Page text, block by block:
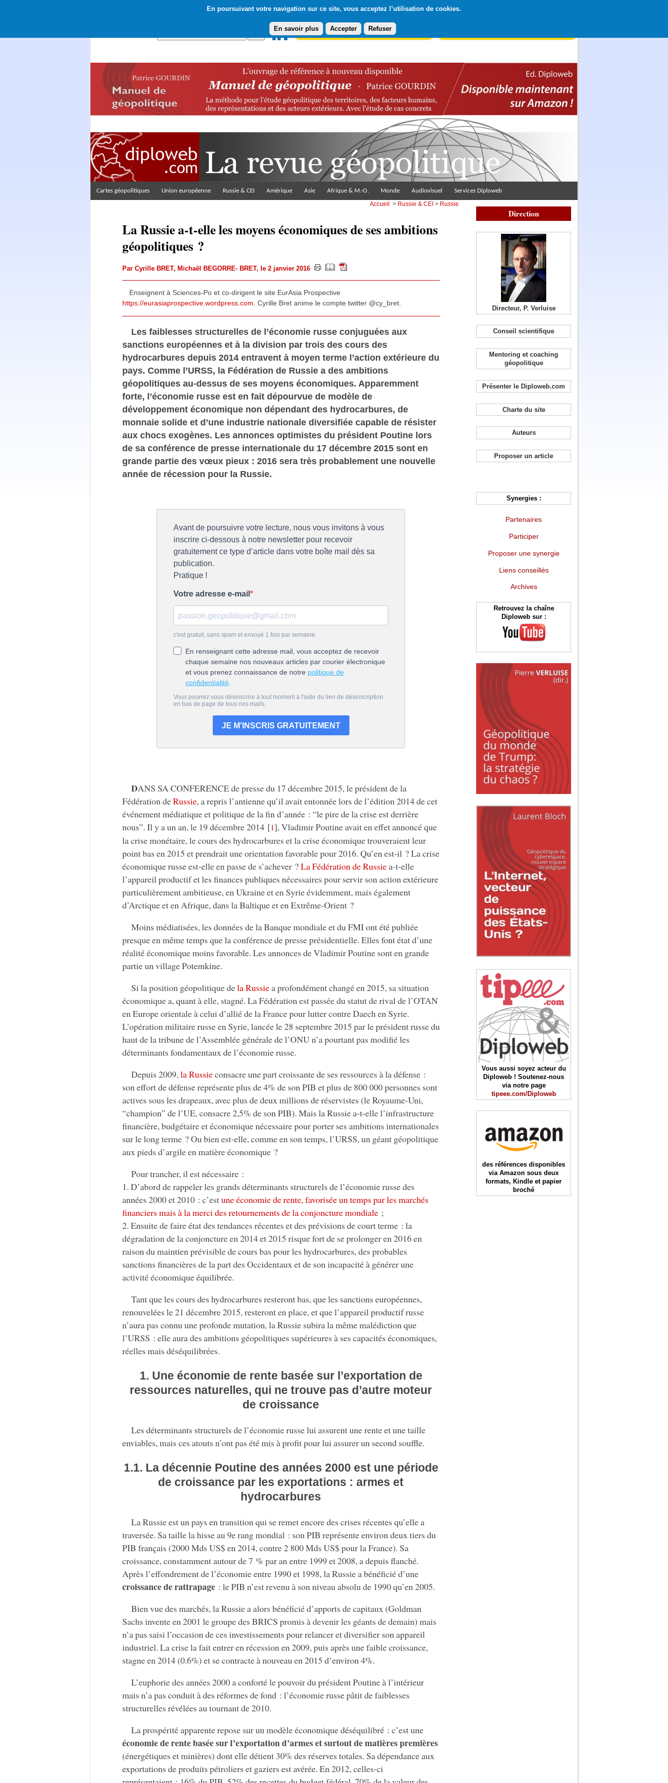
En poursuivant votre navigation sur ce site, vous acceptez l’utilisation de cookies.
En savoir plus Accepter Refuser
Abonnement gratuit à la Lettre du Diploweb
Cartes géopolitiques Union européenne Russie & CEI Amérique Asie Afrique & M.-O. Monde Audiovisuel Services Diploweb
Accueil > Russie & CEI > Russie
La Russie a-t-elle les moyens économiques de ses ambitions
géopolitiques ?
Par Cyrille BRET, Michaël BEGORRE- BRET, le 2 janvier 2016
Enseignent à Sciences-Po et co-dirigent le site EurAsia Prospective
https://eurasiaprospective.wordpress.com. Cyrille Bret anime le compte twitter @cy_bret.
Les faiblesses structurelles de l’économie russe conjuguées aux
sanctions européennes et à la division par trois des cours des
hydrocarbures depuis 2014 entravent à moyen terme l’action extérieure du
pays. Comme l’URSS, la Fédération de Russie a des ambitions
géopolitiques au-dessus de ses moyens économiques. Apparemment
forte, l’économie russe est en fait dépourvue de modèle de
développement économique non dépendant des hydrocarbures, de
monnaie solide et d’une industrie nationale diversifiée capable de résister
aux chocs exogènes. Les annonces optimistes du président Poutine lors
de sa conférence de presse internationale du 17 décembre 2015 sont en
grande partie des vœux pieux : 2016 sera très probablement une nouvelle
année de récession pour la Russie.
DANS SA CONFERENCE de presse du 17 décembre 2015, le président de la
Fédération deRussie, a repris l’antienne qu’il avait entonnée lors de l’édition 2014 de cet
événement médiatique et politique de la fin d’année : “le pire de la crise est derrière
nous”. Il y a un an, le 19 décembre 2014[1], Vladimir Poutine avait en effet annoncé que
la crise monétaire, le cours des hydrocarbures et la crise économique trouveraient leur
point bas en 2015 et prendrait une orientation favorable pour 2016. Qu’en est-il ? La crise
économique russe est-elle en passe de s’achever ?La Fédération de Russiea-t-elle
l’appareil productif et les finances publiques nécessaires pour servir son action extérieure
particulièrement ambitieuse, en Ukraine et en Syrie évidemment, mais également
d’Arctique et en Afrique, dans la Baltique et en Extrême-Orient ?
Moins médiatisées, les données de la Banque mondiale et du FMI ont été publiée
presque en même temps que la conférence de presse présidentielle. Elles font état d’une
réalité économique moins favorable. Les annonces de Vladimir Poutine sont en grande
partie un village Potemkine.
Si la position géopolitique dela Russiea profondément changé en 2015, sa situation
économique a, quant à elle, stagné. La Fédération est passée du statut de rival de l’OTAN
en Europe orientale à celui d’allié de la France pour lutter contre Daech en Syrie.
L’opération militaire russe en Syrie, lancée le 28 septembre 2015 par le président russe du
haut de la tribune de l’Assemblée générale de l’ONU n’a pourtant pas modifié les
déterminants fondamentaux de l’économie russe.
Depuis 2009,la Russieconsacre une part croissante de ses ressources à la défense :
son effort de défense représente plus de 4% de son PIB et plus de 800 000 personnes sont
actives sous les drapeaux, avec plus de deux millions de réservistes (le Royaume-Uni,
“champion” de l’UE, consacre 2,5% de son PIB). Mais la Russie a-t-elle l’infrastructure
financière, budgétaire et économique nécessaire pour porter ses ambitions internationales
sur le long terme ? Ou bien est-elle, comme en son temps, l’URSS, un géant géopolitique
aux pieds d’argile en matière économique ?
Pour trancher, il est nécessaire :
1. D’abord de rappeler les grands déterminants structurels de l’économie russe des
années 2000 et 2010 : c’estune économie de rente, favorisée un temps par les marchés
financiers mais à la merci des retournements de la conjoncture mondiale;
2. Ensuite de faire état des tendances récentes et des prévisions de court terme : la
dégradation de la conjoncture en 2014 et 2015 risque fort de se prolonger en 2016 en
raison du maintien prévisible de cours bas pour les hydrocarbures, des probables
sanctions financières de la part des Occidentaux et de son incapacité à générer une
activité économique équilibrée.
Tant que les cours des hydrocarbures resteront bas, que les sanctions européennes,
renouvelées le 21 décembre 2015, resteront en place, et que l’appareil productif russe
n’aura pas connu une profonde mutation, la Russie subira la même malédiction que
l’URSS : elle aura des ambitions géopolitiques supérieures à ses capacités économiques,
réelles mais déséquilibrées.
1. Une économie de rente basée sur l’exportation de
ressources naturelles, qui ne trouve pas d’autre moteur
de croissance
Les déterminants structurels de l’économie russe lui assurent une rente et une taille
enviables, mais ces atouts n’ont pas été mis à profit pour lui assurer un second souffle.
1.1. La décennie Poutine des années 2000 est une période
de croissance par les exportations : armes et
hydrocarbures
La Russie est un pays en transition qui se remet encore des crises récentes qu’elle a
traversée. Sa taille la hisse au 9e rang mondial : son PIB représente environ deux tiers du
PIB français (2000 Mds US$ en 2014, contre 2 800 Mds US$ pour la France). Sa
croissance, constamment autour de 7 % par an entre 1999 et 2008, a depuis flanché.
Après l’effondrement de l’économie entre 1990 et 1998, la Russie a bénéficié d’une
croissance de rattrapage: le PIB n’est revenu à son niveau absolu de 1990 qu’en 2005.
Bien vue des marchés, la Russie a alors bénéficié d’apports de capitaux (Goldman
Sachs invente en 2001 le groupe des BRICS promis à devenir les géants de demain) mais
n’a pas saisi l’occasion de ces investissements pour relancer et diversifier son appareil
industriel. La crise la fait entrer en récession en 2009, puis après une faible croissance,
stagne en 2014 (0.6%) et se contracte à nouveau en 2015 d’environ 4%.
L’euphorie des années 2000 a conforté le pouvoir du président Poutine à l’intérieur
mais n’a pas conduit à des réformes de fond : l’économie russe pâtit de faiblesses
structurelles révélées au tournant de 2010.
La prospérité apparente repose sur un modèle économique déséquilibré : c’est une
économie de rente basée sur l’exportation d’armes et surtout de matières premières
(énergétiques et minières) dont elle détient 30% des réserves totales. Sa dépendance aux
exportations de produits pétroliers et gaziers est avérée. En 2012, celles-ci
Direction
Directeur, P. Verluise
Conseil scientifique
Mentoring et coaching
géopolitique
Présenter le Diploweb.com
Charte du site
Auteurs
Proposer un article
Synergies :
Partenaires
Participer
Proposer une synergie
Liens conseillés
Archives
Retrouvez la chaîne
Diploweb sur :
Vous aussi soyez acteur du
Diploweb ! Soutenez-nous
via notre page
tipeee.com/Diploweb
des références disponibles
via Amazon sous deux
formats, Kindle et papier
broché